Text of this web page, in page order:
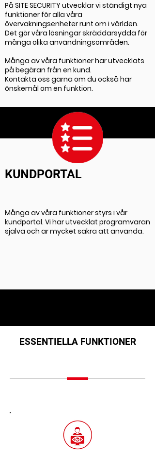
På SITE SECURITY utvecklar vi ständigt nya
funktioner för alla våra
övervakningsenheter runt om i världen.
Det gör våra lösningar skräddarsydda för
många olika användningsområden.
Många av våra funktioner har utvecklats
på begäran från en kund.
Kontakta oss gärna om du också har
önskemål om en funktion.
KUNDPORTAL
Många av våra funktioner styrs i vår
kundportal. Vi har utvecklat programvaran
själva och är mycket säkra att använda.
ESSENTIELLA FUNKTIONER